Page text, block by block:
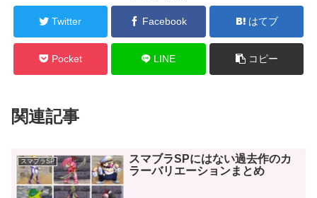
Twitter Facebook はてブ
Pocket LINE コピー
関連記事
スマブラSP
スマブラSPにはない過去作のカ
ラーバリエーションまとめ